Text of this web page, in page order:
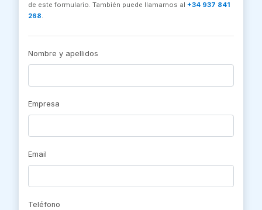
de este formulario. También puede llamarnos al +34 937 841
268.
Nombre y apellidos
Empresa
Email
Teléfono